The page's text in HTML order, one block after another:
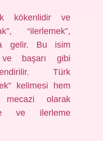
kökenlidir ve
“ilerlemek”,
gelir. Bu isim
başarı gibi
Türk
kelimesi hem
olarak
ve ilerleme